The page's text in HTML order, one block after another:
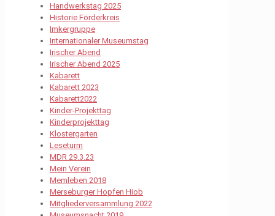
Handwerkstag 2025
Historie Förderkreis
Imkergruppe
Internationaler Museumstag
Irischer Abend
Irischer Abend 2025
Kabarett
Kabarett 2023
Kabarett2022
Kinder-Projekttag
Kinderprojekttag
Klostergarten
Leseturm
MDR 29.3.23
Mein Verein
Memleben 2018
Merseburger Hopfen Hiob
Mitgliederversammlung 2022